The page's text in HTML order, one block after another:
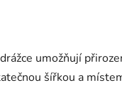
umožňují
šířkou a